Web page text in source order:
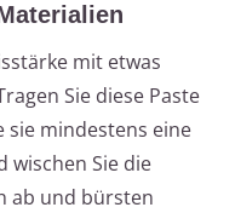
mit etwas
Sie diese Paste
sie mindestens eine
wischen Sie die
ab und bürsten